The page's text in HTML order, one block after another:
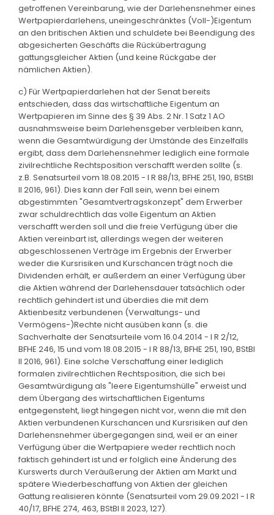
getroffenen Vereinbarung, wie der Darlehensnehmer eines
Wertpapierdarlehens, uneingeschränktes (Voll-)Eigentum
an den britischen Aktien und schuldete bei Beendigung des
abgesicherten Geschäfts die Rückübertragung
gattungsgleicher Aktien (und keine Rückgabe der
nämlichen Aktien).
c) Für Wertpapierdarlehen hat der Senat bereits
entschieden, dass das wirtschaftliche Eigentum an
Wertpapieren im Sinne des § 39 Abs. 2 Nr. 1 Satz 1 AO
ausnahmsweise beim Darlehensgeber verbleiben kann,
wenn die Gesamtwürdigung der Umstände des Einzelfalls
ergibt, dass dem Darlehensnehmer lediglich eine formale
zivilrechtliche Rechtsposition verschafft werden sollte (s.
z.B. Senatsurteil vom 18.08.2015 - I R 88/13, BFHE 251, 190, BStBl
II 2016, 961). Dies kann der Fall sein, wenn bei einem
abgestimmten "Gesamtvertragskonzept" dem Erwerber
zwar schuldrechtlich das volle Eigentum an Aktien
verschafft werden soll und die freie Verfügung über die
Aktien vereinbart ist, allerdings wegen der weiteren
abgeschlossenen Verträge im Ergebnis der Erwerber
weder die Kursrisiken und Kurschancen trägt noch die
Dividenden erhält, er außerdem an einer Verfügung über
die Aktien während der Darlehensdauer tatsächlich oder
rechtlich gehindert ist und überdies die mit dem
Aktienbesitz verbundenen (Verwaltungs- und
Vermögens-)Rechte nicht ausüben kann (s. die
Sachverhalte der Senatsurteile vom 16.04.2014 - I R 2/12,
BFHE 246, 15 und vom 18.08.2015 - I R 88/13, BFHE 251, 190, BStBl
II 2016, 961). Eine solche Verschaffung einer lediglich
formalen zivilrechtlichen Rechtsposition, die sich bei
Gesamtwürdigung als "leere Eigentumshülle" erweist und
dem Übergang des wirtschaftlichen Eigentums
entgegensteht, liegt hingegen nicht vor, wenn die mit den
Aktien verbundenen Kurschancen und Kursrisiken auf den
Darlehensnehmer übergegangen sind, weil er an einer
Verfügung über die Wertpapiere weder rechtlich noch
faktisch gehindert ist und er folglich eine Änderung des
Kurswerts durch Veräußerung der Aktien am Markt und
spätere Wiederbeschaffung von Aktien der gleichen
Gattung realisieren könnte (Senatsurteil vom 29.09.2021 - I R
40/17, BFHE 274, 463, BStBl II 2023, 127).